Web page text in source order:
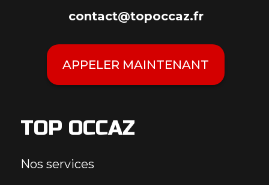
contact@topoccaz.fr
APPELER MAINTENANT
TOP OCCAZ
Nos services